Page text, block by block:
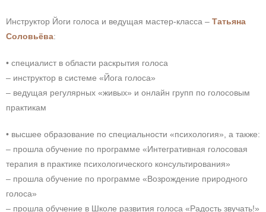
Инструктор Йоги голоса и ведущая мастер-класса – Татьяна
Соловьёва:
• специалист в области раскрытия голоса
– инструктор в системе «Йога голоса»
– ведущая регулярных «живых» и онлайн групп по голосовым
практикам
• высшее образование по специальности «психология», а также:
– прошла обучение по программе «Интегративная голосовая
терапия в практике психологического консультирования»
– прошла обучение по программе «Возрождение природного
голоса»
– прошла обучение в Школе развития голоса «Радость звучать!»